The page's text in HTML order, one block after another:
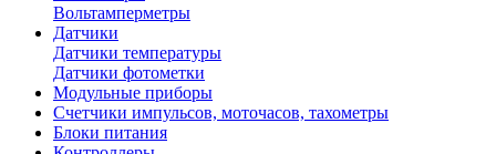
Вольтамперметры
Датчики
Датчики температуры
Датчики фотометки
Модульные приборы
Счетчики импульсов, моточасов, тахометры
Блоки питания